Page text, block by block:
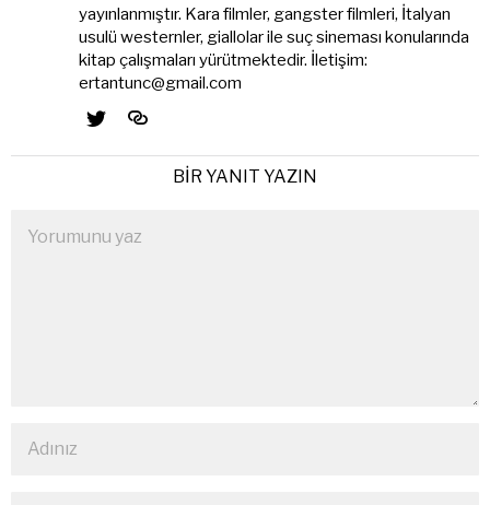
yayınlanmıştır. Kara filmler, gangster filmleri, İtalyan
usulü westernler, giallolar ile suç sineması konularında
kitap çalışmaları yürütmektedir. İletişim:
ertantunc@gmail.com
BIR YANIT YAZIN